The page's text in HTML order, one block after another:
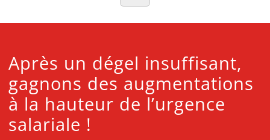
Après un dégel insuffisant,
gagnons des augmentations
à la hauteur de l’urgence
salariale !